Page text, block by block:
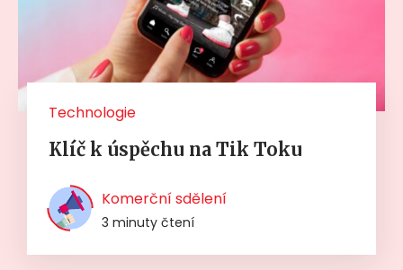
Technologie
Klíč k úspěchu na Tik Toku
Komerční sdělení
3 minuty čtení